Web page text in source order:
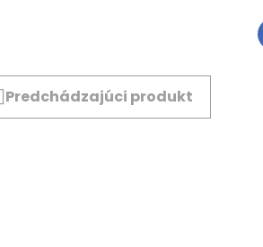
Predchádzajúci produkt